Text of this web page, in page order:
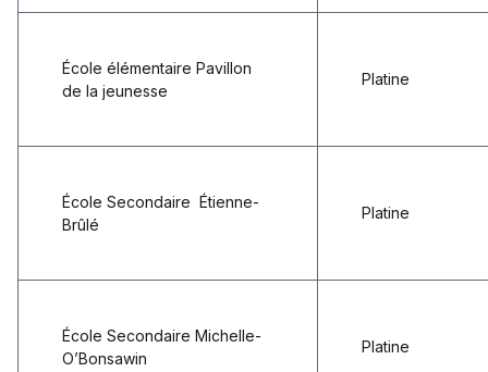
École élémentaire Pavillon
de la jeunesse
Platine
École Secondaire Étienne-
Brûlé
Platine
École Secondaire Michelle-
O’Bonsawin
Platine